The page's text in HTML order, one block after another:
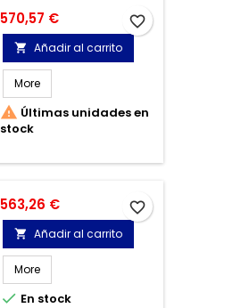
Precio
570,57 €
 Añadir al carrito
More
 Últimas unidades en
stock
favorite_border
Precio
563,26 €
 Añadir al carrito
More
 En stock
favorite_border